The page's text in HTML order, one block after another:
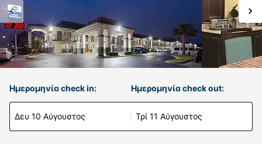
Ημερομηνία check in:
Δευ 10 Αύγουστος
Ημερομηνία check out:
Τρί 11 Αύγουστος